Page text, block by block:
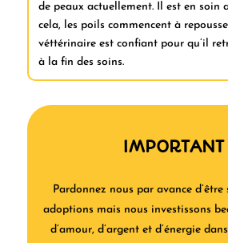
de peaux actuellement. Il est en soin
cela, les poils commencent à
véttérinaire est confiant pour qu’il
à la fin des soins.
Pardonnez nous par avance d’être
adoptions mais nous investissons
d’amour, d’argent et d’énergie